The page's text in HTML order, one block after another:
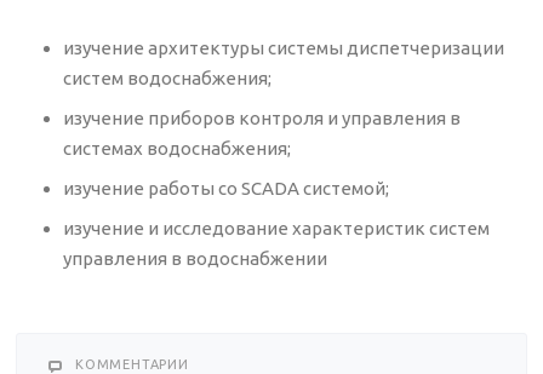
изучение архитектуры системы диспетчеризации
систем водоснабжения;
изучение приборов контроля и управления в
системах водоснабжения;
изучение работы со SCADA системой;
изучение и исследование характеристик систем
управления в водоснабжении
КОММЕНТАРИИ